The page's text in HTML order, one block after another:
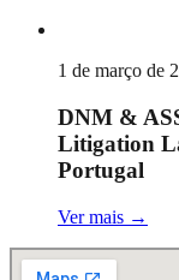
1 de março de
DNM &
Litigation
Portugal
Ver mais →